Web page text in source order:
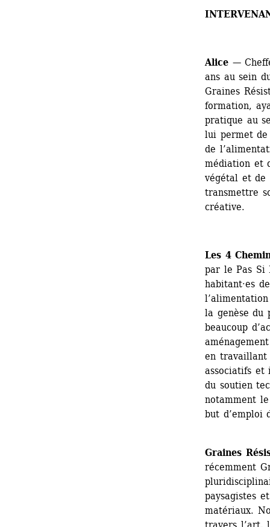
Alice —
ans au sein
Graines
formation,
pratique au
lui permet
de
médiation et
végétal et de
transmettre
créative.
Les 4
par le Pas Si
habitant·es
la genèse du
beaucoup
en travaillant
associatifs et
du soutien
notamment
but d’emploi
Graines
récemment
paysagistes
matériaux.